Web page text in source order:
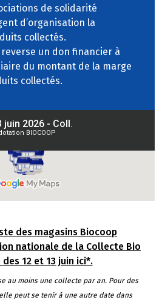
de solidarité
d’organisation la
collectés.
reverse un don financier à
du montant de la marge
collectés.
des magasins Biocoop
nationale de la Collecte Bio
12 et 13 juin ici*.
au moins une collecte par an. Pour des
peut se tenir à une autre date dans